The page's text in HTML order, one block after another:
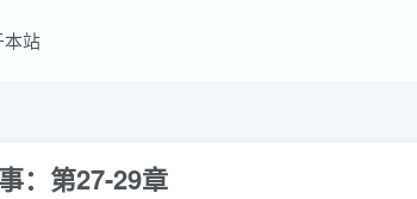
本站
：第27-29章